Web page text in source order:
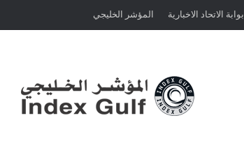
بوابة الاتحاد الاخبارية المؤشر الخليجي